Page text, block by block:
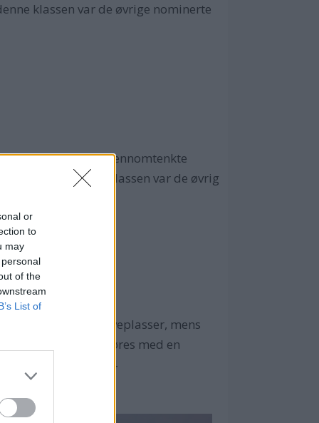
or
to
may
of the
List of
klassen var de øvrige nominerte
løsninger og velgjennomtenkte
I denne klassen var de øvrig
har seks soveplasser, mens
Designet fullføres med en
XO EXPLR 44